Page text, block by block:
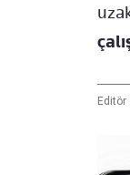
Editör :